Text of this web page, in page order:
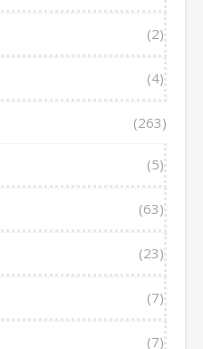
(2)
(4)
(263)
(5)
(63)
(23)
(7)
(7)